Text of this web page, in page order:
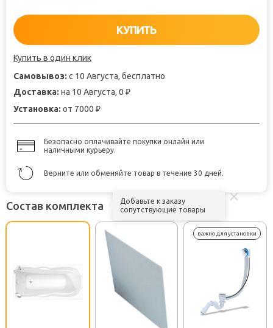
КУПИТЬ
Купить в один клик
Самовывоз: с 10 Августа, бесплатно
Доставка: на 10 Августа, 0 ₽
Установка: от 7000 ₽
Безопасно оплачивайте покупки онлайн или
наличными курьеру.
Верните или обменяйте товар в течение 30 дней.
Состав комплекта
Добавьте к заказу
сопутствующие товары